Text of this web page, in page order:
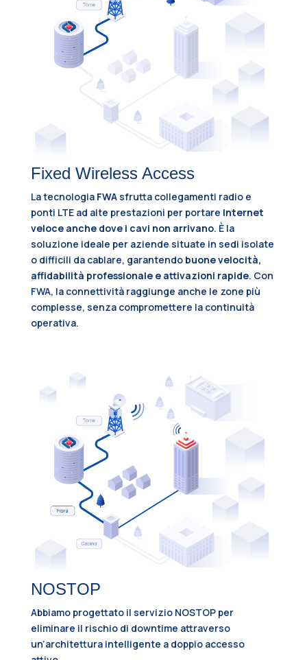
Fixed Wireless Access
La tecnologia FWAsfrutta collegamenti radio e
ponti LTE ad alte prestazioni per portare Internet
veloce anche dove i cavi non arrivano. È la
soluzione ideale per aziende situate in sedi isolate
o difficili da cablare, garantendo buone velocità,
affidabilità professionale e attivazioni rapide. Con
FWA, la connettività raggiunge anche le zone più
complesse, senza compromettere la continuità
operativa.
NOSTOP
Abbiamo progettato il servizio NOSTOP per
eliminare il rischio di downtime attraverso
un’architettura intelligente a doppio accesso